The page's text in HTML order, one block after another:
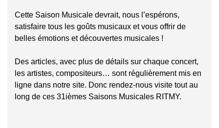
Cette Saison Musicale devrait, nous l’espérons,
satisfaire tous les goûts musicaux et vous offrir de
belles émotions et découvertes musicales !
Des articles, avec plus de détails sur chaque concert,
les artistes, compositeurs… sont régulièrement mis en
ligne dans notre site. Donc rendez-nous visite tout au
long de ces 31ièmes Saisons Musicales RITMY.